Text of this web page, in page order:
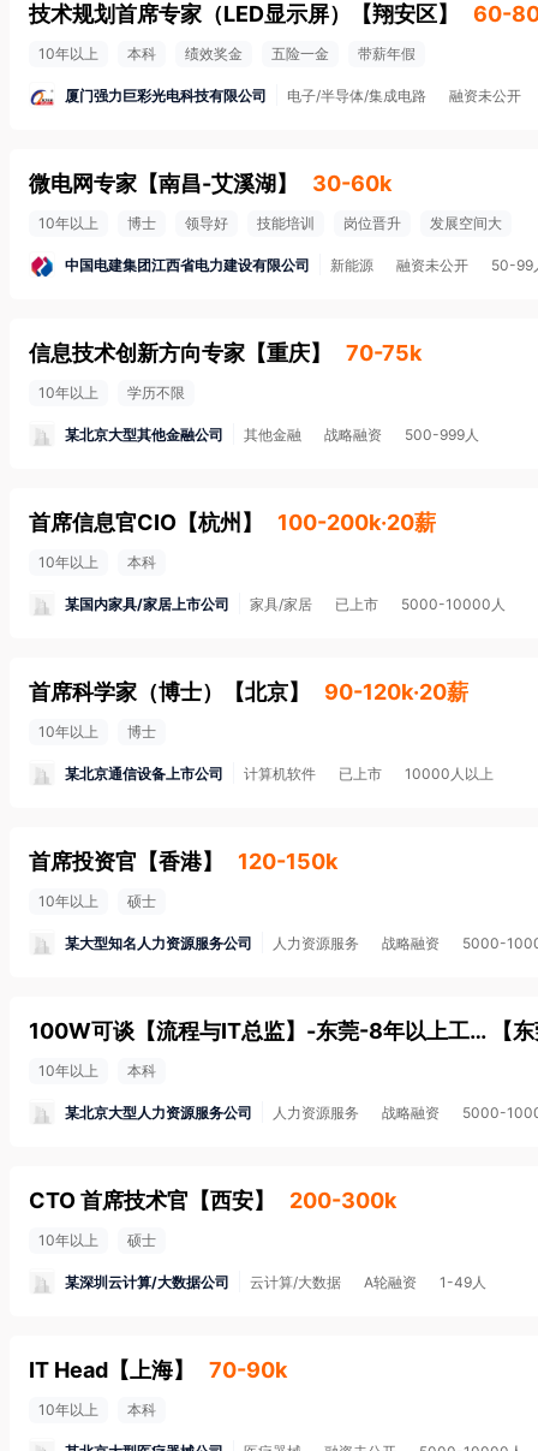
技术规划首席专家（LED显示屏） 【翔安区】 60-
10年以上 本科 绩效奖金 五险一金 带薪年假
厦门强力巨彩光电科技有限公司 电子/半导体/集成电路 融资未公开
微电网专家 【南昌-艾溪湖 】 30-60k
10年以上 博士 领导好 技能培训 岗位晋升 发展空间大
中国电建集团江西省电力建设有限公司 新能源 融资未公开 50-99
信息技术创新方向专家 【重庆】 70-75k
10年以上 学历不限
某北京大型其他金融公司 其他金融 战略融资 500-999人
首席信息官CIO 【杭州 】 100-200k·20薪
10年以上 本科
某国内家具/家居上市公司 家具/家居 已上市 5000-10000人
首席科学家（博士） 【北京】 90-120k·20薪
10年以上 博士
某北京通信设备上市公司 计算机软件 已上市 10000人以上
首席投资官 【香港】 120-150k
10年以上 硕士
某大型知名人力资源服务公司 人力资源服务 战略融资 5000-
100W可谈【流程与IT总监】-东莞-8年以上工作大型集团型公司信息化建设管理工作经验，独立组织实施过大型信息化建设项目； 【
10年以上 本科
某北京大型人力资源服务公司 人力资源服务 战略融资 5000-
CTO 首席技术官 【西安】 200-300k
10年以上 硕士
某深圳云计算/大数据公司 云计算/大数据 A轮融资 1-49人
IT Head 【 上海】 70-90k
10年以上 本科